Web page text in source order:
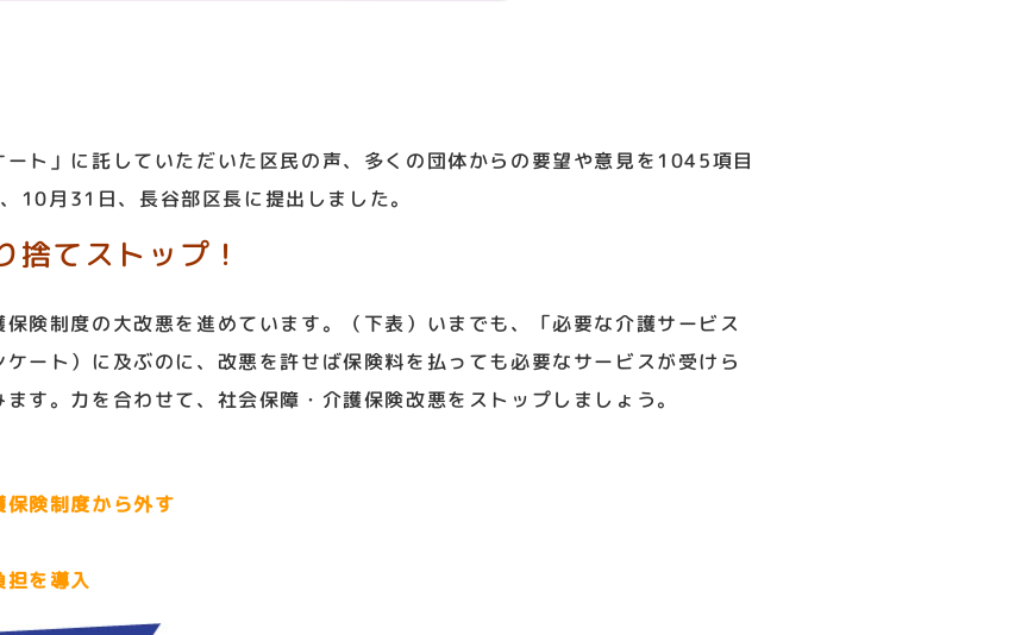
ト」に託していただいた区民の声、多くの団体からの要望や意見を1045項目
10月31日、長谷部区長に提出しました。
捨てストップ！
険制度の大改悪を進めています。（下表）いまでも、「必要な介護サービス
ート）に及ぶのに、改悪を許せば保険料を払っても必要なサービスが受けら
す。力を合わせて、社会保障・介護保険改悪をストップしましょう。
険制度から外す
を導入